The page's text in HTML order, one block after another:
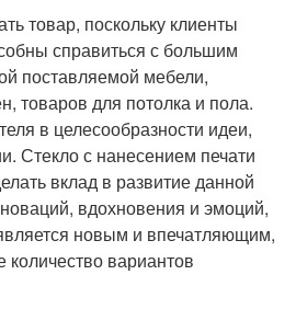
товар, поскольку клиенты
справиться с большим
поставляемой мебели,
товаров для потолка и пола.
в целесообразности идеи,
Стекло с нанесением печати
вклад в развитие данной
вдохновения и эмоций,
новым и впечатляющим,
вариантов